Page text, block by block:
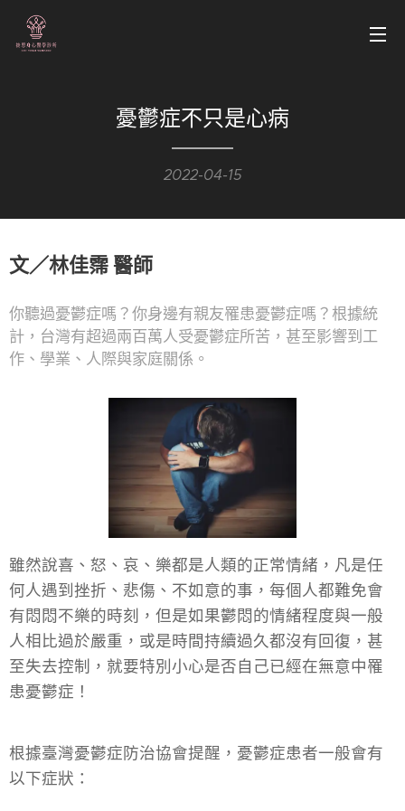
憂鬱症不只是心病
2022-04-15
文／林佳霈 醫師
你聽過憂鬱症嗎？你身邊有親友罹患憂鬱症嗎？根據統
計，台灣有超過兩百萬人受憂鬱症所苦，甚至影響到工
作、學業、人際與家庭關係。
雖然說喜、怒、哀、樂都是人類的正常情緒，凡是任
何人遇到挫折、悲傷、不如意的事，每個人都難免會
有悶悶不樂的時刻，但是如果鬱悶的情緒程度與一般
人相比過於嚴重，或是時間持續過久都沒有回復，甚
至失去控制，就要特別小心是否自己已經在無意中罹
患憂鬱症！
根據臺灣憂鬱症防治協會提醒，憂鬱症患者一般會有
以下症狀：